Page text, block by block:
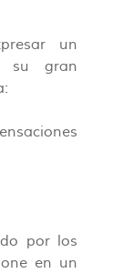
un
su gran
por los
en un